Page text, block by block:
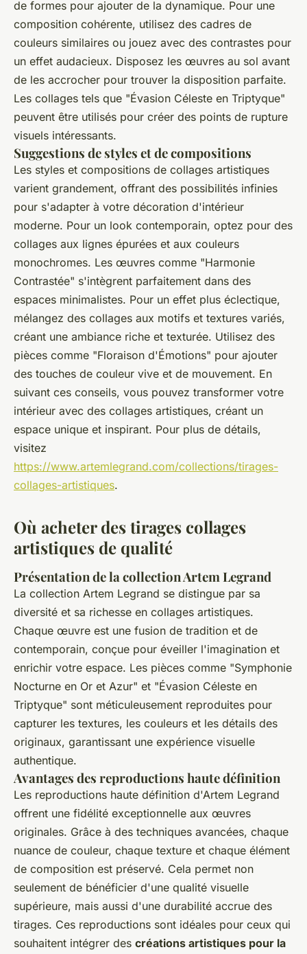
de formes pour ajouter de la dynamique. Pour une
composition cohérente, utilisez des cadres de
couleurs similaires ou jouez avec des contrastes pour
un effet audacieux. Disposez les œuvres au sol avant
de les accrocher pour trouver la disposition parfaite.
Les collages tels que "Évasion Céleste en Triptyque"
peuvent être utilisés pour créer des points de rupture
visuels intéressants.
Suggestions de styles et de compositions
Les styles et compositions de collages artistiques
varient grandement, offrant des possibilités infinies
pour s'adapter à votre décoration d'intérieur
moderne. Pour un look contemporain, optez pour des
collages aux lignes épurées et aux couleurs
monochromes. Les œuvres comme "Harmonie
Contrastée" s'intègrent parfaitement dans des
espaces minimalistes. Pour un effet plus éclectique,
mélangez des collages aux motifs et textures variés,
créant une ambiance riche et texturée. Utilisez des
pièces comme "Floraison d'Émotions" pour ajouter
des touches de couleur vive et de mouvement. En
suivant ces conseils, vous pouvez transformer votre
intérieur avec des collages artistiques, créant un
espace unique et inspirant. Pour plus de détails,
visitez
https://www.artemlegrand.com/collections/tirages-
collages-artistiques.
Où acheter des tirages collages
artistiques de qualité
Présentation de la collection Artem Legrand
La collection Artem Legrand se distingue par sa
diversité et sa richesse en collages artistiques.
Chaque œuvre est une fusion de tradition et de
contemporain, conçue pour éveiller l'imagination et
enrichir votre espace. Les pièces comme "Symphonie
Nocturne en Or et Azur" et "Évasion Céleste en
Triptyque" sont méticuleusement reproduites pour
capturer les textures, les couleurs et les détails des
originaux, garantissant une expérience visuelle
authentique.
Avantages des reproductions haute définition
Les reproductions haute définition d'Artem Legrand
offrent une fidélité exceptionnelle aux œuvres
originales. Grâce à des techniques avancées, chaque
nuance de couleur, chaque texture et chaque élément
de composition est préservé. Cela permet non
seulement de bénéficier d'une qualité visuelle
supérieure, mais aussi d'une durabilité accrue des
tirages. Ces reproductions sont idéales pour ceux qui
souhaitent intégrer des créations artistiques pour la